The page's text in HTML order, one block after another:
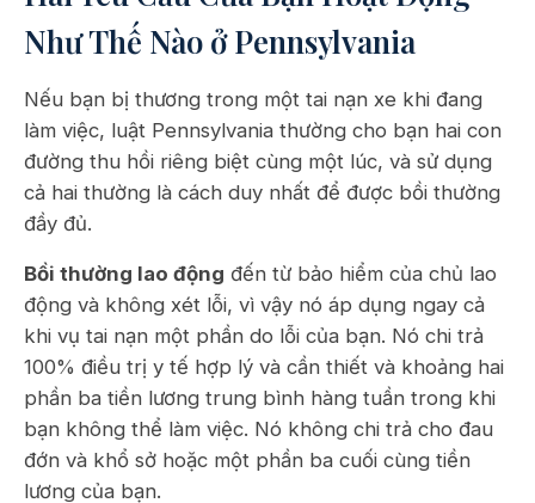
Như Thế Nào ở Pennsylvania
Nếu bạn bị thương trong một tai nạn xe khi đang
làm việc, luật Pennsylvania thường cho bạn hai con
đường thu hồi riêng biệt cùng một lúc, và sử dụng
cả hai thường là cách duy nhất để được bồi thường
đầy đủ.
Bồi thường lao động đến từ bảo hiểm của chủ lao
động và không xét lỗi, vì vậy nó áp dụng ngay cả
khi vụ tai nạn một phần do lỗi của bạn. Nó chi trả
100% điều trị y tế hợp lý và cần thiết và khoảng hai
phần ba tiền lương trung bình hàng tuần trong khi
bạn không thể làm việc. Nó không chi trả cho đau
đớn và khổ sở hoặc một phần ba cuối cùng tiền
lương của bạn.